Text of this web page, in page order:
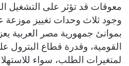
معوقات قد تؤثر على التشغيل
وجود ثلاث وحدات تغييز موزعة
بموانئ جمهورية مصر العربية
القومية، وقدرة قطاع البترول
لمتغيرات الطلب، سواء